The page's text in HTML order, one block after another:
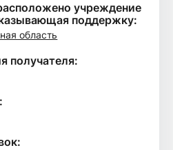
учреждение
поддержку:
область
получателя: